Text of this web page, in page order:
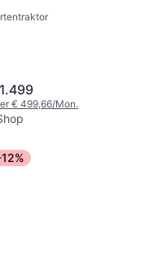
€ 499,66/Mon.